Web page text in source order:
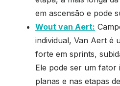
em ascensão e pode
Wout van Aert:
individual, Van Aert é
forte em sprints,
Ele pode ser um fator
planas e nas etapas